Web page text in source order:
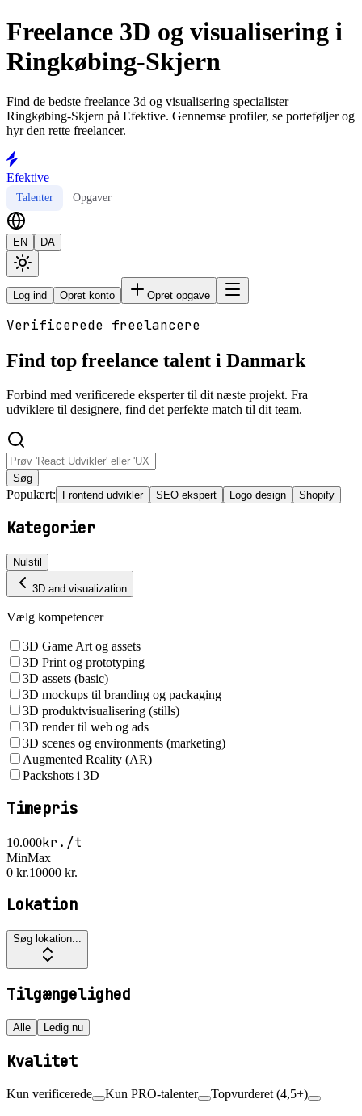
Freelance 3D og visualisering i
Ringkøbing-Skjern
Find de bedste freelance 3d og visualisering specialister
Ringkøbing-Skjern på Efektive. Gennemse profiler, se porteføljer og
hyr den rette freelancer.
Efektive
Talenter Opgaver
EN DA
Log ind Opret konto Opret opgave
Verificerede freelancere
Find top freelance talent i Danmark
Forbind med verificerede eksperter til dit næste projekt. Fra
udviklere til designere, find det perfekte match til dit team.
Søg
Populært: Frontend udvikler SEO ekspert Logo design Shopify
Kategorier
Nulstil
3D and visualization
Vælg kompetencer
3D Game Art og assets
3D Print og prototyping
3D assets (basic)
3D mockups til branding og packaging
3D produktvisualisering (stills)
3D render til web og ads
3D scenes og environments (marketing)
Augmented Reality (AR)
Packshots i 3D
Timepris
10.000kr./t
MinMax
0 kr.10000 kr.
Lokation
Søg lokation...
Tilgængelighed
Alle Ledig nu
Kvalitet
Kun verificerede Kun PRO-talenter Topvurderet (4,5+)